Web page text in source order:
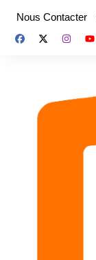
contenu
Nous Contacter